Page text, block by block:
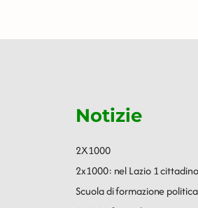
Notizie
2X1000
2x1000: nel Lazio 1
Scuola di formazione